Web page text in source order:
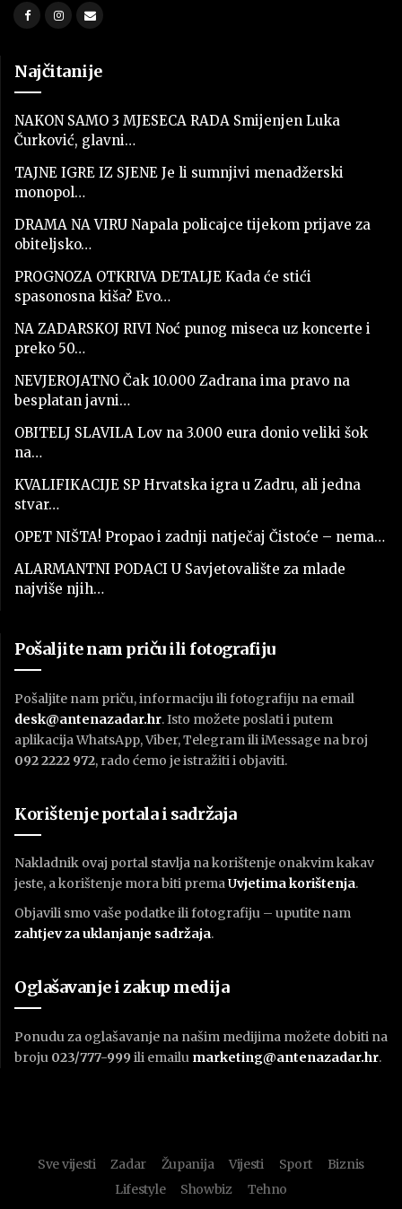
Najčitanije
NAKON SAMO 3 MJESECA RADA Smijenjen Luka
Čurković, glavni…
TAJNE IGRE IZ SJENE Je li sumnjivi menadžerski
monopol…
DRAMA NA VIRU Napala policajce tijekom prijave za
obiteljsko…
PROGNOZA OTKRIVA DETALJE Kada će stići
spasonosna kiša? Evo…
NA ZADARSKOJ RIVI Noć punog miseca uz koncerte i
preko 50…
NEVJEROJATNO Čak 10.000 Zadrana ima pravo na
besplatan javni…
OBITELJ SLAVILA Lov na 3.000 eura donio veliki šok
na…
KVALIFIKACIJE SP Hrvatska igra u Zadru, ali jedna
stvar…
OPET NIŠTA! Propao i zadnji natječaj Čistoće – nema…
ALARMANTNI PODACI U Savjetovalište za mlade
najviše njih…
Pošaljite nam priču ili fotografiju
Pošaljite nam priču, informaciju ili fotografiju na email
desk@antenazadar.hr. Isto možete poslati i putem
aplikacija WhatsApp, Viber, Telegram ili iMessage na broj
092 2222 972, rado ćemo je istražiti i objaviti.
Korištenje portala i sadržaja
Nakladnik ovaj portal stavlja na korištenje onakvim kakav
jeste, a korištenje mora biti premaUvjetima korištenja.
Objavili smo vaše podatke ili fotografiju – uputite nam
zahtjev za uklanjanje sadržaja.
Oglašavanje i zakup medija
Ponudu za oglašavanje na našim medijima možete dobiti na
broju 023/777-999 ili emailu marketing@antenazadar.hr.
Sve vijesti Zadar Županija Vijesti Sport
Biznis
Lifestyle
Showbiz Tehno